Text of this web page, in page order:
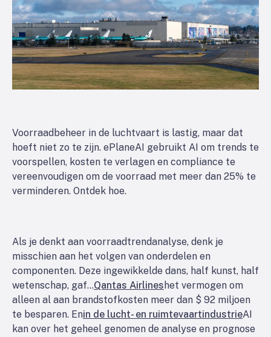
Voorraadbeheer in de luchtvaart is lastig, maar dat
hoeft niet zo te zijn. ePlaneAI gebruikt AI om trends te
voorspellen, kosten te verlagen en compliance te
vereenvoudigen om de voorraad met meer dan 25% te
verminderen. Ontdek hoe.
Als je denkt aan voorraadtrendanalyse, denk je
misschien aan het volgen van onderdelen en
componenten. Deze ingewikkelde dans, half kunst, half
wetenschap, gaf...Qantas Airlines het vermogen om
alleen al aan brandstofkosten meer dan $ 92 miljoen
te besparen. Enin de lucht- en ruimtevaartindustrieAI
kan over het geheel genomen de analyse en prognose